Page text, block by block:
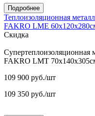
Подробнее
Теплоизоляционная
FAKRO LME
Скидка
Супертеплоизоляционная
FAKRO LMT
109 900 руб./шт
109 350 руб./шт